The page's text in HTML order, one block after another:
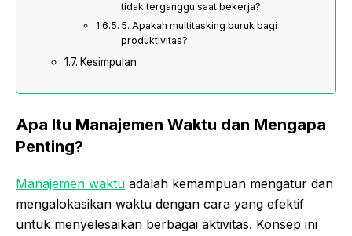
tidak terganggu saat bekerja?
5. Apakah multitasking buruk bagi
produktivitas?
Kesimpulan
Apa Itu Manajemen Waktu dan Mengapa
Penting?
Manajemen waktu adalah kemampuan mengatur dan
mengalokasikan waktu dengan cara yang efektif
untuk menyelesaikan berbagai aktivitas. Konsep ini